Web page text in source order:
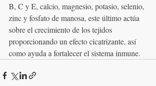
B, C y E, calcio, magnesio, potasio, selenio,
zinc y fosfato de manosa, este último actúa
sobre el crecimiento de los tejidos
proporcionando un efecto cicatrizante, así
como ayuda a fortalecer el sistema inmune.